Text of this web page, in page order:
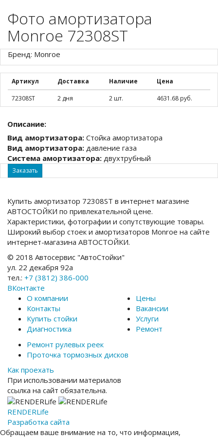
Фото амортизатора
Monroe 72308ST
Бренд: Monroe
Артикул Доставка Наличие Цена
72308ST 2 дня 2 шт. 4631.68 руб.
Описание:
Вид амортизатора: Стойка амортизатора
Вид амортизатора: давление газа
Система амортизатора: двухтрубный
Заказать
Купить амортизатор 72308ST в интернет магазине
АВТОСТОЙКИ по привлекательной цене.
Характеристики, фотографии и сопутствующие товары.
Широкий выбор стоек и амортизаторов Monroe на сайте
интернет-магазина АВТОСТОЙКИ.
© 2018 Автосервис "АвтоСтойки"
ул. 22 декабря 92а
тел.: +7 (3812) 386-000
ВКонтакте
О компании
Контакты
Купить стойки
Диагностика
Цены
Вакансии
Услуги
Ремонт
Ремонт рулевых реек
Проточка тормозных дисков
Как проехать
При использовании материалов
ссылка на сайт обязательна.
RENDERLife
Разработка сайта
Обращаем ваше внимание на то, что информация,